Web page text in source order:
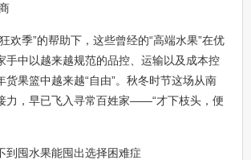
欢季”的帮助下，这些曾经的“高端水果”在优
手中以越来越规范的品控、运输以及成本控
货果篮中越来越“自由”。秋冬时节这场从南
力，早已飞入寻常百姓家——“才下枝头，便
到囤水果能囤出选择困难症